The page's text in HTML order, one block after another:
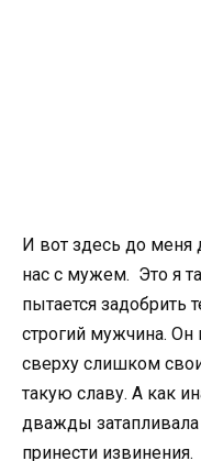
И вот здесь до меня
нас с мужем. Это я
пытается задобрить
строгий мужчина.
сверху слишком
такую славу. А как
дважды
принести извинения.